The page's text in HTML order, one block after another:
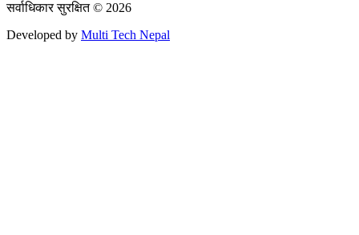
सर्वाधिकार सुरक्षित © 2026
Developed by Multi Tech Nepal